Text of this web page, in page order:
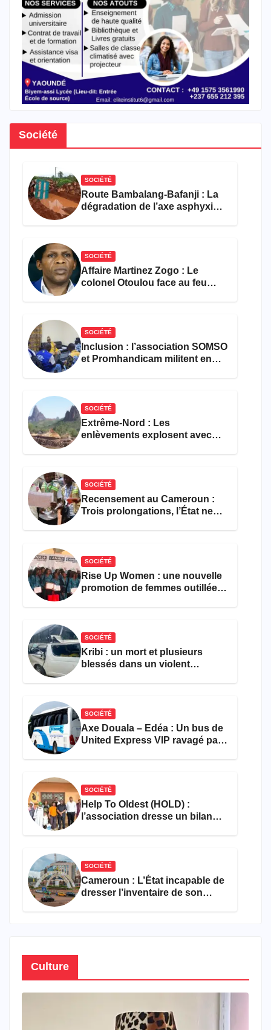
Société
SOCIÉTÉ
Route Bambalang-Bafanji : La
dégradation de l’axe asphyxie
SOCIÉTÉ
Affaire Martinez Zogo : Le
colonel Otoulou face au feu
SOCIÉTÉ
Inclusion : l’association SOMSO
et Promhandicam militent en
SOCIÉTÉ
Extrême-Nord : Les
enlèvements explosent avec
SOCIÉTÉ
Recensement au Cameroun :
Trois prolongations, l’État ne
SOCIÉTÉ
Rise Up Women : une nouvelle
promotion de femmes outillées
SOCIÉTÉ
Kribi : un mort et plusieurs
blessés dans un violent
SOCIÉTÉ
Axe Douala – Edéa : Un bus de
United Express VIP ravagé par
SOCIÉTÉ
Help To Oldest (HOLD) :
l’association dresse un bilan
SOCIÉTÉ
Cameroun : L’État incapable de
dresser l’inventaire de son
Culture